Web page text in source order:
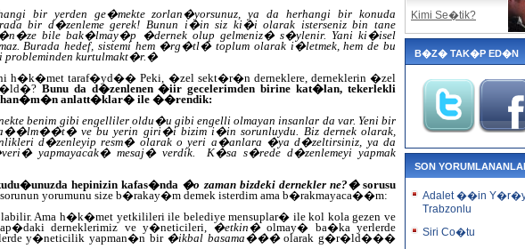
bir yerden ge�mekte zorlan�yorsunuz, ya da herhangi bir konuda
bir d�zenleme gerek! Bunun i�in siz ki�i olarak isterseniz bin tane
bile bak�lmay�p �dernek olup gelmeniz� s�ylenir. Yani ki�isel
Burada hedef, sistemi hem �rg�tl� toplum olarak i�letmek, hem de bu
probleminden kurtulmakt�r.�
h�k�met taraf�yd�� Peki, �zel sekt�r�n derneklere, derneklerin �zel
Bunu da d�zenlenen �iir gecelerimden birine kat�lan, tekerlekli
han�m�n anlatt�klar� ile ��rendik:
benim gibi engelliler oldu�u gibi engelli olmayan insanlar da var. Yeni bir
ve bu yerin giri�i bizim i�in sorunluydu. Biz dernek olarak,
d�zenleyip resm� olarak o yeri a�anlara �ya d�zeltirsiniz, ya da
yapmayacak� mesaj� verdik. K�sa s�rede d�zenlemeyi yapmak
hepinizin kafas�nda �o zaman bizdeki dernekler ne?�sorusu
yorumunu size b�rakay�m demek isterdim ama b�rakmayaca��m:
Ama h�k�met yetkilileri ile belediye mensuplar� ile kol kola gezen ve
derneklerimiz ve y�neticileri,�etkin�olmay� ba�ka yerlerde
y�neticilik yapman�n bir �ikbal basama���olarak g�r�ld���
Kimi Se�tik?
B�Z� TAK�P ED�N
SON
Adalet ��in
Trabzonlu
Siri Co�tu